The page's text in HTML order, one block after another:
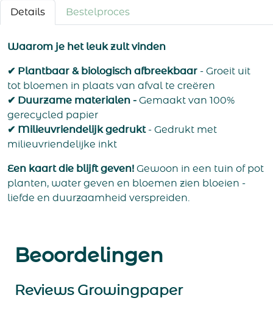
Details Bestelproces
Waarom je het leuk zult vinden
✔ Plantbaar & biologisch afbreekbaar - Groeit uit
tot bloemen in plaats van afval te creëren
✔ Duurzame materialen - Gemaakt van 100%
gerecycled papier
✔ Milieuvriendelijk gedrukt- Gedrukt met
milieuvriendelijke inkt
Een kaart die blijft geven! Gewoon in een tuin of pot
planten, water geven en bloemen zien bloeien -
liefde en duurzaamheid verspreiden.
Beoordelingen
Reviews Growingpaper